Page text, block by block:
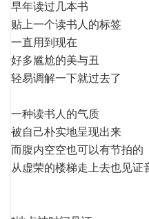
早年读过几本书
贴上一个读书人的标签
一直用到现在
好多尴尬的美与丑
轻易调解一下就过去了
一种读书人的气质
被自己朴实地呈现出来
而腹内空空也可以有节拍的
从虚荣的楼梯走上去也见证